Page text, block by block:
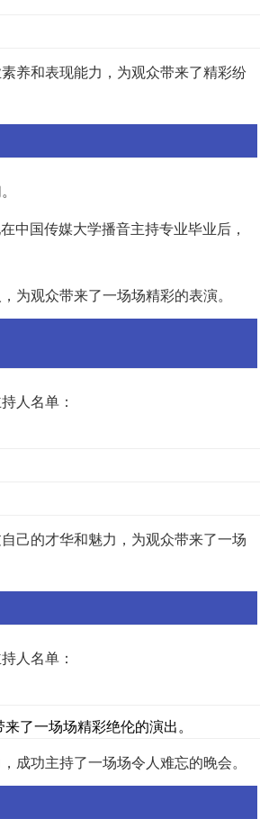
养和表现能力，为观众带来了精彩纷
中国传媒大学播音主持专业毕业后，
为观众带来了一场场精彩的表演。
人名单：
己的才华和魅力，为观众带来了一场
人名单：
了一场场精彩绝伦的演出。
成功主持了一场场令人难忘的晚会。